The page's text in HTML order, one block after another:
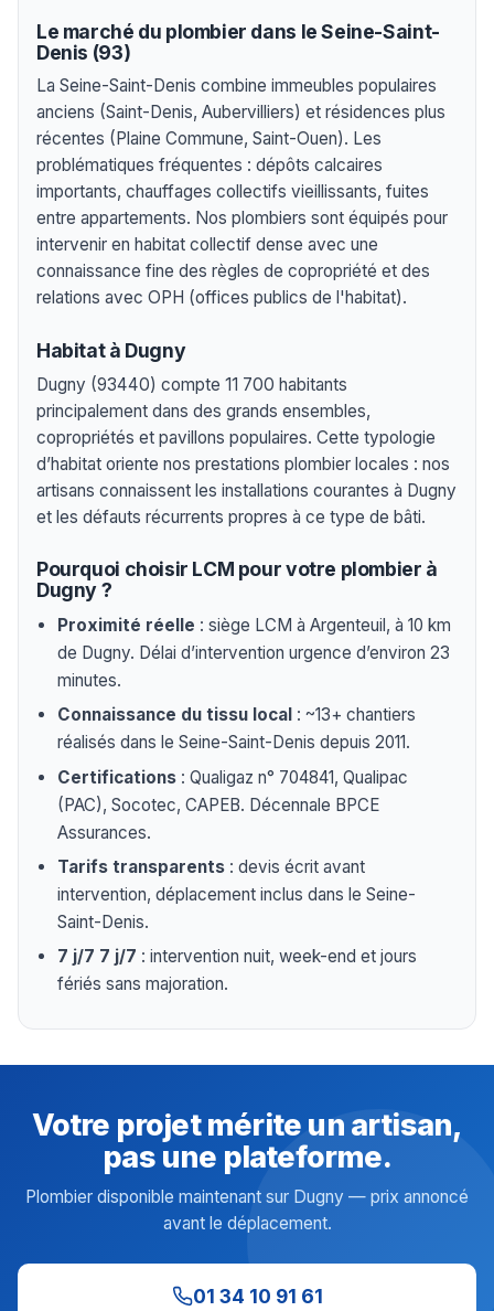
Le marché du plombier dans le Seine-Saint-
Denis (93)
La Seine-Saint-Denis combine immeubles populaires
anciens (Saint-Denis, Aubervilliers) et résidences plus
récentes (Plaine Commune, Saint-Ouen). Les
problématiques fréquentes : dépôts calcaires
importants, chauffages collectifs vieillissants, fuites
entre appartements. Nos plombiers sont équipés pour
intervenir en habitat collectif dense avec une
connaissance fine des règles de copropriété et des
relations avec OPH (offices publics de l'habitat).
Habitat à Dugny
Dugny (93440) compte 11 700 habitants
principalement dans des grands ensembles,
copropriétés et pavillons populaires. Cette typologie
d’habitat oriente nos prestations plombier locales : nos
artisans connaissent les installations courantes à Dugny
et les défauts récurrents propres à ce type de bâti.
Pourquoi choisir LCM pour votre plombier à
Dugny ?
Proximité réelle : siège LCM à Argenteuil, à 10 km
de Dugny. Délai d’intervention urgence d’environ 23
minutes.
Connaissance du tissu local : ~13+ chantiers
réalisés dans le Seine-Saint-Denis depuis 2011.
Certifications : Qualigaz n° 704841, Qualipac
(PAC), Socotec, CAPEB. Décennale BPCE
Assurances.
Tarifs transparents : devis écrit avant
intervention, déplacement inclus dans le Seine-
Saint-Denis.
7 j/7 7 j/7 : intervention nuit, week-end et jours
fériés sans majoration.
Votre projet mérite un artisan,
pas une plateforme.
Plombier disponible maintenant sur Dugny — prix annoncé
avant le déplacement.
01 34 10 91 61